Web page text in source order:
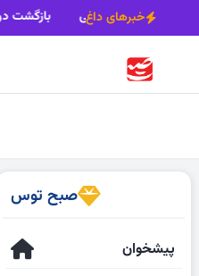
خبرهای داغ
صبح توس
پیشخوان